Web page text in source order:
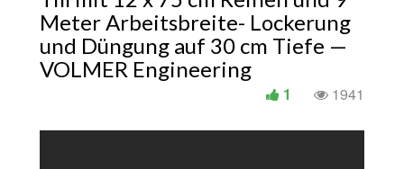
Meter Arbeitsbreite- Lockerung
und Düngung auf 30 cm Tiefe —
VOLMER Engineering
1941
1